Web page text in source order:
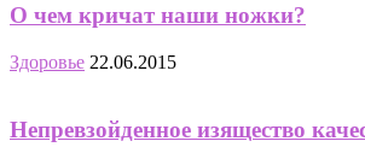
О чем кричат наши ножки?
Здоровье 22.06.2015
Непревзойденное изящество